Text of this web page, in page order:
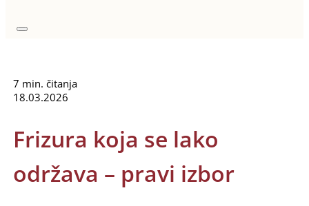
7 min. čitanja
18.03.2026
Frizura koja se lako
održava – pravi izbor